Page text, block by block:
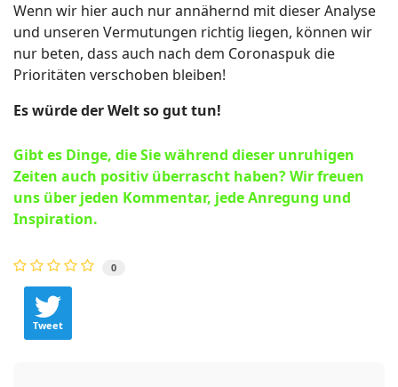
Wenn wir hier auch nur annähernd mit dieser Analyse
und unseren Vermutungen richtig liegen, können wir
nur beten, dass auch nach dem Coronaspuk die
Prioritäten verschoben bleiben!
Es würde der Welt so gut tun!
Gibt es Dinge, die Sie während dieser unruhigen
Zeiten auch positiv überrascht haben? Wir freuen
uns über jeden Kommentar, jede Anregung und
Inspiration.
0
Tweet